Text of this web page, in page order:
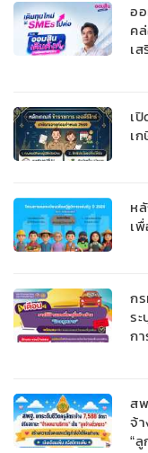
อ
ค
เ
เ
เ
ห
เ
ก
ร
ก
ส
จ้
“